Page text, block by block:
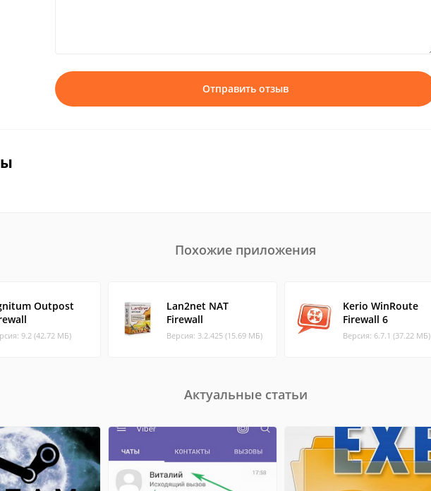
Отправить отзыв
Похожие приложения
Outpost
9.2 (42.72 МБ)
Lan2net NAT
Firewall
Версия: 3.2.425 (15.69 МБ)
Kerio WinRoute
Firewall 6
Версия: 6.7.1 (37.22 МБ)
Актуальные статьи